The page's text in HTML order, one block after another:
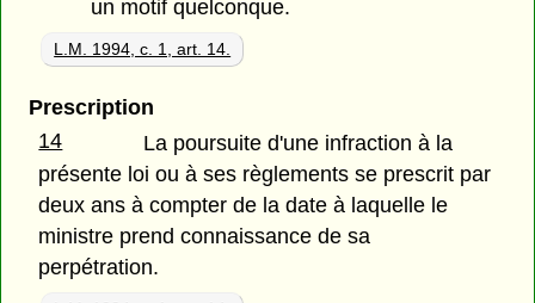
un motif quelconque.
L.M. 1994, c. 1, art. 14.
Prescription
14
La poursuite d'une infraction à la
présente loi ou à ses règlements se prescrit par
deux ans à compter de la date à laquelle le
ministre prend connaissance de sa
perpétration.